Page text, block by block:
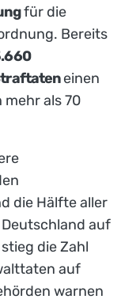
für die
Bereits
einen
als 70
die Hälfte aller
auf
die Zahl
auf
warnen